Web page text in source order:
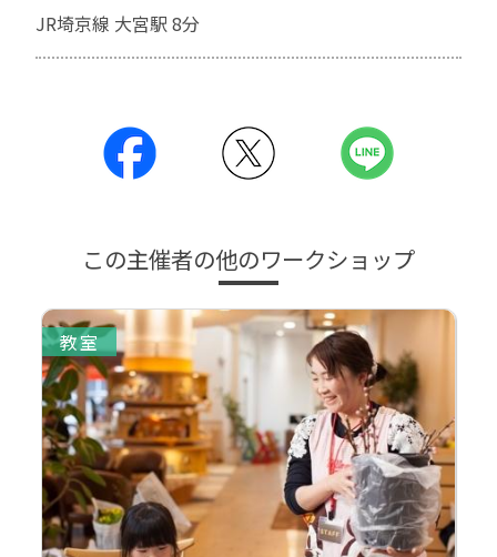
JR埼京線 大宮駅 8分
この主催者の他のワークショップ
教室